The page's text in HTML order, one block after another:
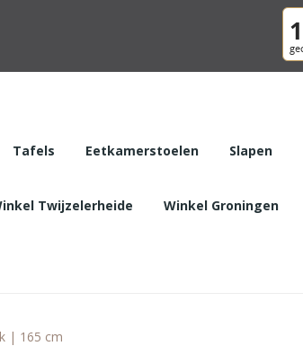
Tafels Eetkamerstoelen Slapen
Twijzelerheide Winkel Groningen
| 165 cm